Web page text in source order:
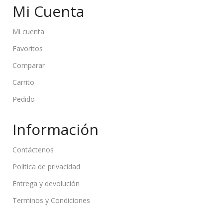
Mi Cuenta
Mi cuenta
Favoritos
Comparar
Carrito
Pedido
Información
Contáctenos
Política de privacidad
Entrega y devolución
Terminos y Condiciones